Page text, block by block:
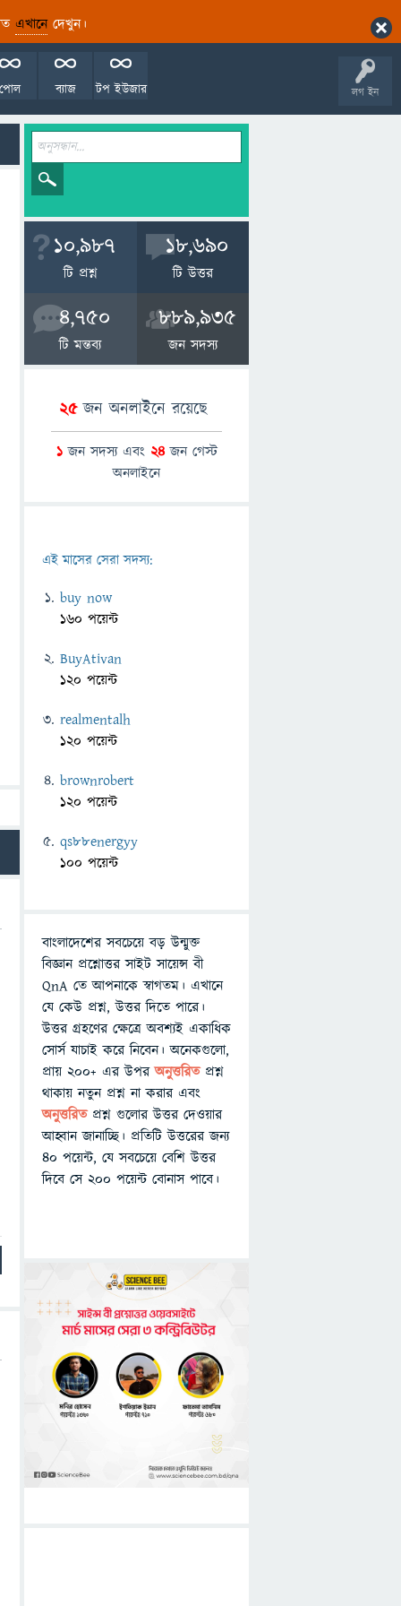
এখানেদেখুন।
লগ ইন
টপ ইউজার
ব্যাজ
পোল
10,987
টি প্রশ্ন
18,690
টি উত্তর
4,750
টি মন্তব্য
889,935
জন সদস্য
25জন অনলাইনে রয়েছে
1জন সদস্য এবং 24জন গেস্ট
অনলাইনে
এই মাসের সেরা সদস্য:
buy now
160 পয়েন্ট
BuyAtivan
120 পয়েন্ট
realmentalh
120 পয়েন্ট
brownrobert
120 পয়েন্ট
qs88energyy
100 পয়েন্ট
বাংলাদেশের সবচেয়ে বড় উন্মুক্ত
বিজ্ঞান প্রশ্নোত্তর সাইট সায়েন্স বী
QnA তে আপনাকে স্বাগতম। এখানে
যে কেউ প্রশ্ন, উত্তর দিতে পারে।
উত্তর গ্রহণের ক্ষেত্রে অবশ্যই একাধিক
সোর্স যাচাই করে নিবেন। অনেকগুলো,
প্রায় ২০০+ এর উপরঅনুত্তরিতপ্রশ্ন
থাকায় নতুন প্রশ্ন না করার এবং
অনুত্তরিত প্রশ্ন গুলোর উত্তর দেওয়ার
আহ্বান জানাচ্ছি। প্রতিটি উত্তরের জন্য
৪০ পয়েন্ট, যে সবচেয়ে বেশি উত্তর
দিবে সে ২০০ পয়েন্ট বোনাস পাবে।